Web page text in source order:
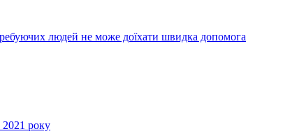
людей не може доїхати швидка допомога
року